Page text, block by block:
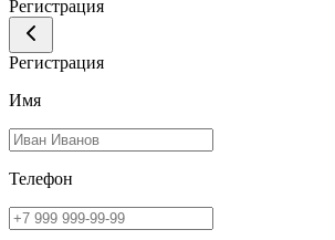
Регистрация
Регистрация
Имя
Телефон